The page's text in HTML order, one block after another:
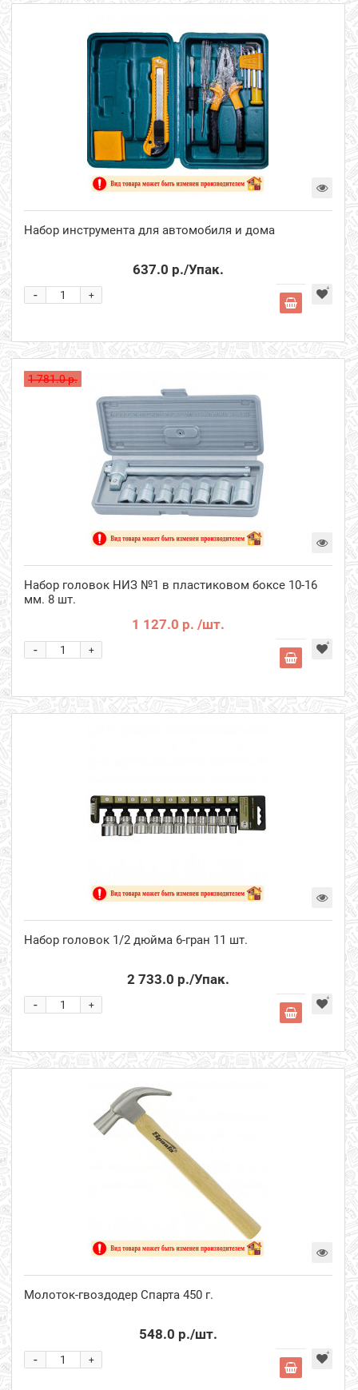
Набор инструмента для автомобиля и дома
637.0 р./Упак.
+
-
1 781.0 р.
Набор головок НИЗ №1 в пластиковом боксе 10-16
мм. 8 шт.
1 127.0 р. /шт.
+
-
Набор головок 1/2 дюйма 6-гран 11 шт.
2 733.0 р./Упак.
+
-
Молоток-гвоздодер Спарта 450 г.
548.0 р./шт.
+
-